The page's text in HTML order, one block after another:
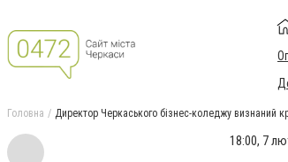
Головна Директор Черкаського бізнес-коледжу визнаний
18:00, 7